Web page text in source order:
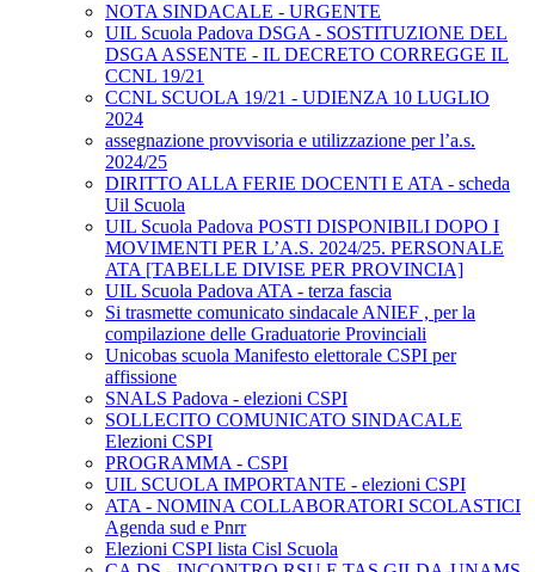
NOTA SINDACALE - URGENTE
UIL Scuola Padova DSGA - SOSTITUZIONE DEL
DSGA ASSENTE - IL DECRETO CORREGGE IL
CCNL 19/21
CCNL SCUOLA 19/21 - UDIENZA 10 LUGLIO
2024
assegnazione provvisoria e utilizzazione per l’a.s.
2024/25
DIRITTO ALLA FERIE DOCENTI E ATA - scheda
Uil Scuola
UIL Scuola Padova POSTI DISPONIBILI DOPO I
MOVIMENTI PER L’A.S. 2024/25. PERSONALE
ATA [TABELLE DIVISE PER PROVINCIA]
UIL Scuola Padova ATA - terza fascia
Si trasmette comunicato sindacale ANIEF , per la
compilazione delle Graduatorie Provinciali
Unicobas scuola Manifesto elettorale CSPI per
affissione
SNALS Padova - elezioni CSPI
SOLLECITO COMUNICATO SINDACALE
Elezioni CSPI
PROGRAMMA - CSPI
UIL SCUOLA IMPORTANTE - elezioni CSPI
ATA - NOMINA COLLABORATORI SCOLASTICI
Agenda sud e Pnrr
Elezioni CSPI lista Cisl Scuola